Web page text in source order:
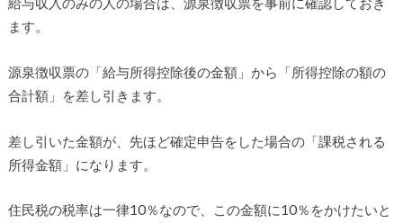
ます。
源泉徴収票の「給与所得控除後の金額」から「所得控除の額の
合計額」を差し引きます。
差し引いた金額が、先ほど確定申告をした場合の「課税される
所得金額」になります。
住民税の税率は一律10％なので、この金額に10％をかけたいと